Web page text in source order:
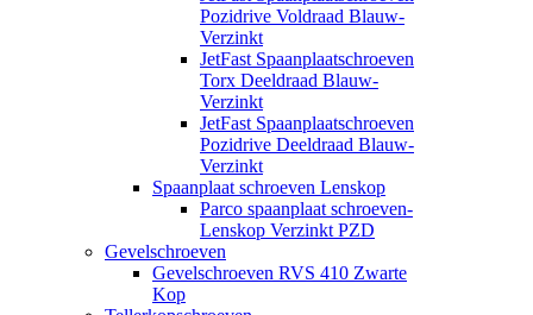
Pozidrive Voldraad Blauw-
Verzinkt
JetFast Spaanplaatschroeven
Torx Deeldraad Blauw-
Verzinkt
JetFast Spaanplaatschroeven
Pozidrive Deeldraad Blauw-
Verzinkt
Spaanplaat schroeven Lenskop
Parco spaanplaat schroeven-
Lenskop Verzinkt PZD
Gevelschroeven
Gevelschroeven RVS 410 Zwarte
Kop